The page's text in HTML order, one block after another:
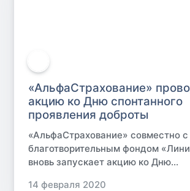
«АльфаСтрахование»
акцию ко Дню спонтанного
проявления доброты
«АльфаСтрахование» совместно с
благотворительным фондом
вновь запускает акцию ко Дню...
14 февраля 2020